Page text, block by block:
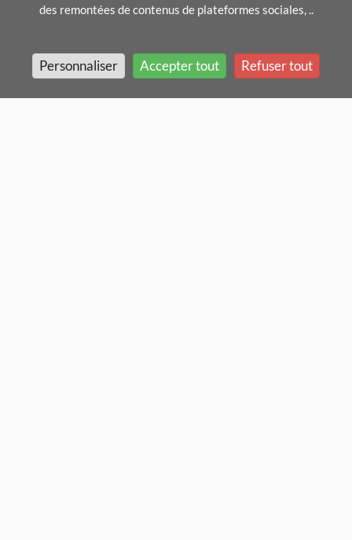
des remontées de contenus de plateformes sociales, ..
Personnaliser Accepter tout Refuser tout